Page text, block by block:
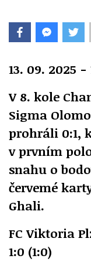
13. 09. 2025 -
V 8. kole
Sigma
prohráli 0:1,
v prvním
snahu o
červemé
Ghali.
FC Viktoria
1:0 (1:0)